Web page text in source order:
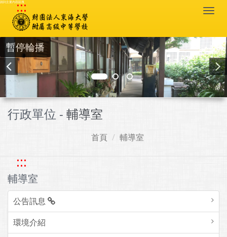
跳到主要內容區塊
:::
暫停輪播
行政單位 - 輔導室
首頁 輔導室
:::
輔導室
公告訊息
環境介紹